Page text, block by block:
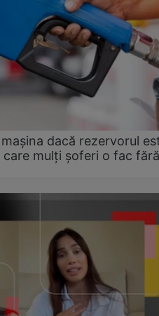
dacă rezervorul
care mulți șoferi o fac